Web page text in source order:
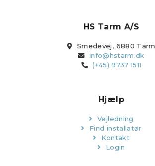
HS Tarm A/S
Smedevej, 6880 Tarm
info@hstarm.dk
(+45) 9737 1511
Hjælp
Vejledning
Find installatør
Kontakt
Login